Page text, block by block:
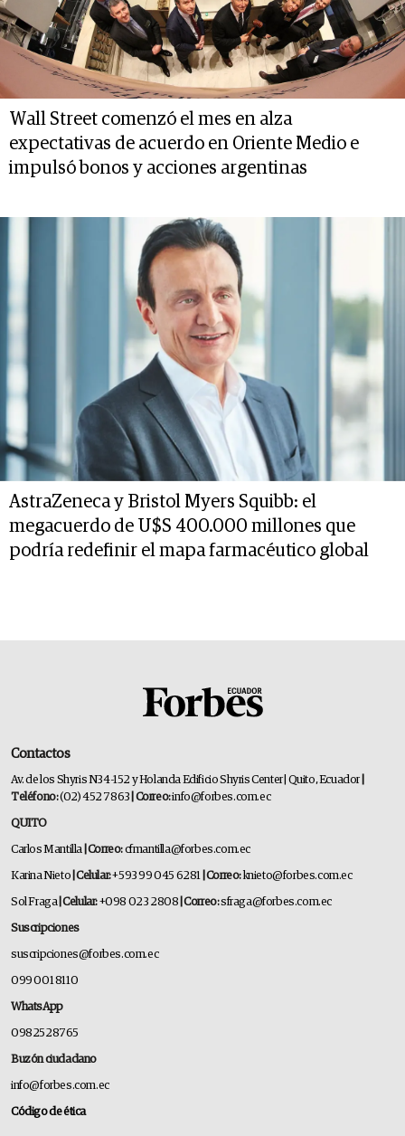
Wall Street comenzó el mes en alza
expectativas de acuerdo en Oriente Medio e
impulsó bonos y acciones argentinas
AstraZeneca y Bristol Myers Squibb: el
megacuerdo de U$S 400.000 millones que
podría redefinir el mapa farmacéutico global
Contactos
Av. de los Shyris N34-152 y Holanda Edificio Shyris Center | Quito, Ecuador
Teléfono:(02) 452 7863 | Correo:info@forbes.com.ec
QUITO
Carlos Mantilla | Correo:cfmantilla@forbes.com.ec
Karina Nieto | Celular:+593 99 045 6281 | Correo:knieto@forbes.com.ec
Sol Fraga| Celular:+098 023 2808 | Correo:sfraga@forbes.com.ec
Suscripciones
suscripciones@forbes.com.ec
099 001 8110
WhatsApp
0982528765
Buzón ciudadano
info@forbes.com.ec
Código de ética